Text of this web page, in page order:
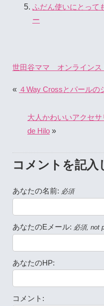
ふだん使いにとって
ー
世田谷ママ オンラインス
« ４Way Crossとパールの
大人かわいいアクセ
de Hilo »
コメントを記入
あなたの名前: 必須
あなたのEメール: 必須, not
あなたのHP:
コメント: